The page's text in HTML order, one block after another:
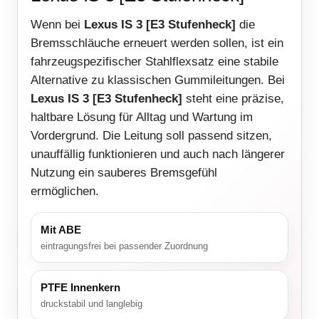
Wenn bei Lexus IS 3 [E3 Stufenheck] die
Bremsschläuche erneuert werden sollen, ist ein
fahrzeugspezifischer Stahlflexsatz eine stabile
Alternative zu klassischen Gummileitungen. Bei
Lexus IS 3 [E3 Stufenheck] steht eine präzise,
haltbare Lösung für Alltag und Wartung im
Vordergrund. Die Leitung soll passend sitzen,
unauffällig funktionieren und auch nach längerer
Nutzung ein sauberes Bremsgefühl
ermöglichen.
Mit ABE
eintragungsfrei bei passender Zuordnung
PTFE Innenkern
druckstabil und langlebig